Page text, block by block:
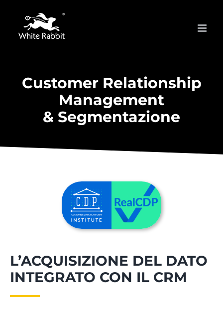
content
Customer Relationship
Management
& Segmentazione
L’ACQUISIZIONE DEL DATO
INTEGRATO CON IL CRM